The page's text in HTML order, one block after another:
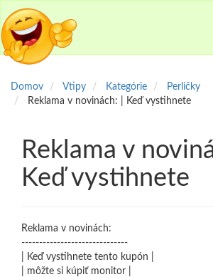
Domov Vtipy Kategórie
Perličky
Reklama v novinách: | Keď vystihnete
Reklama v
Keď vystihnete
Reklama v novinách:
------------------------------
| Keď vystihnete tento kupón |
| môžte si kúpiť monitor |